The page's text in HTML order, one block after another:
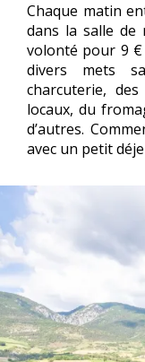
Chaque matin
dans la salle de
volonté pour 9
divers mets
charcuterie,
locaux, du
d’autres.
avec un petit